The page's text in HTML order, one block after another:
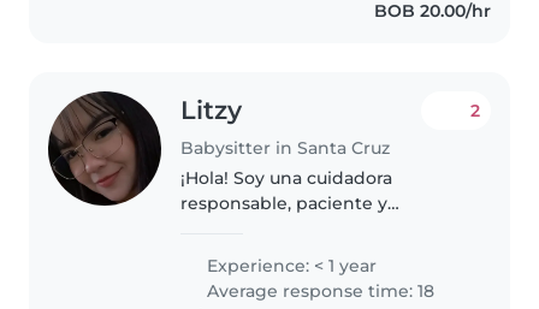
persona empática, calmada..BOB 20.00/hr
Litzy
Babysitter in Santa Cruz
2
¡Hola! Soy una cuidadora
responsable, paciente y
adora trabajar conniños, tengo
experiencia con niños en edad
preescolar y me encanta ayudar
Experience: < 1 year
Average response time: 18